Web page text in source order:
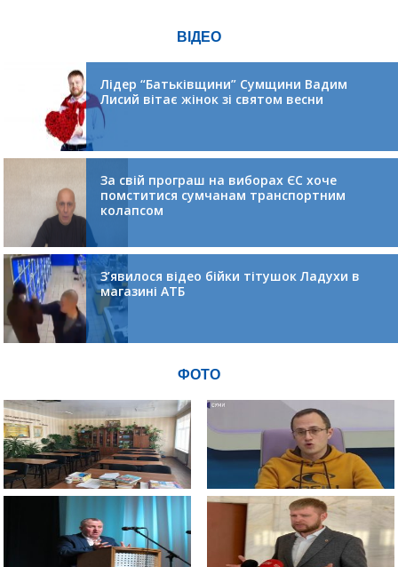
ВІДЕО
Лідер “Батьківщини” Сумщини Вадим
Лисий вітає жінок зі святом весни
За свій програш на виборах ЄС хоче
помститися сумчанам транспортним
колапсом
З’явилося відео бійки тітушок Ладухи в
магазині АТБ
ФОТО